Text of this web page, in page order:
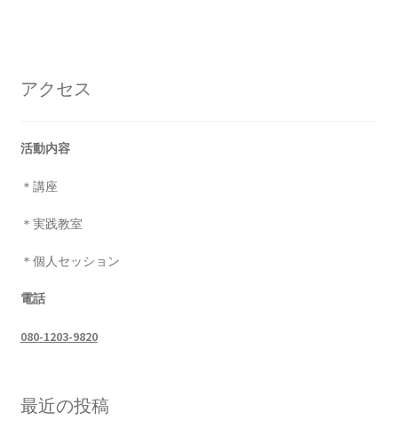
ゲ
シ
ョ
ン
アクセス
活動内容
＊講座
＊実践教室
＊個人セッション
電話
080-1203-9820
最近の投稿